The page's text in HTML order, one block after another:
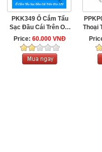
PKK349 Ổ Cắm Tẩu
Sạc Đầu Cái Trên Oto
12V ...
Price: 60.000 VNĐ
Thoại